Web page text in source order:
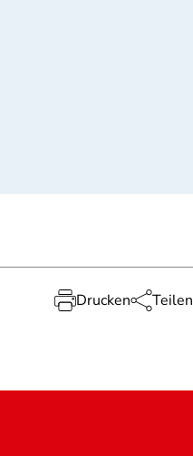
Drucken Teilen